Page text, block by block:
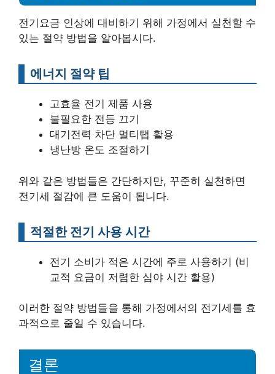
전기요금 인상에 대비하기 위해 가정에서 실천할 수
있는 절약 방법을 알아봅시다.
에너지 절약 팁
고효율 전기 제품 사용
불필요한 전등 끄기
대기전력 차단 멀티탭 활용
냉난방 온도 조절하기
위와 같은 방법들은 간단하지만, 꾸준히 실천하면
전기세 절감에 큰 도움이 됩니다.
적절한 전기 사용 시간
전기 소비가 적은 시간에 주로 사용하기 (비
교적 요금이 저렴한 심야 시간 활용)
이러한 절약 방법들을 통해 가정에서의 전기세를 효
과적으로 줄일 수 있습니다.
결론